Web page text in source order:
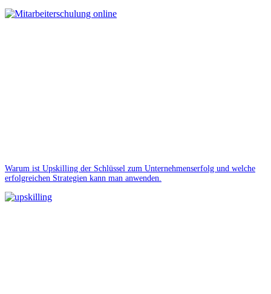
Warum ist Upskilling der Schlüssel zum Unternehmenserfolg und welche
erfolgreichen Strategien kann man anwenden.